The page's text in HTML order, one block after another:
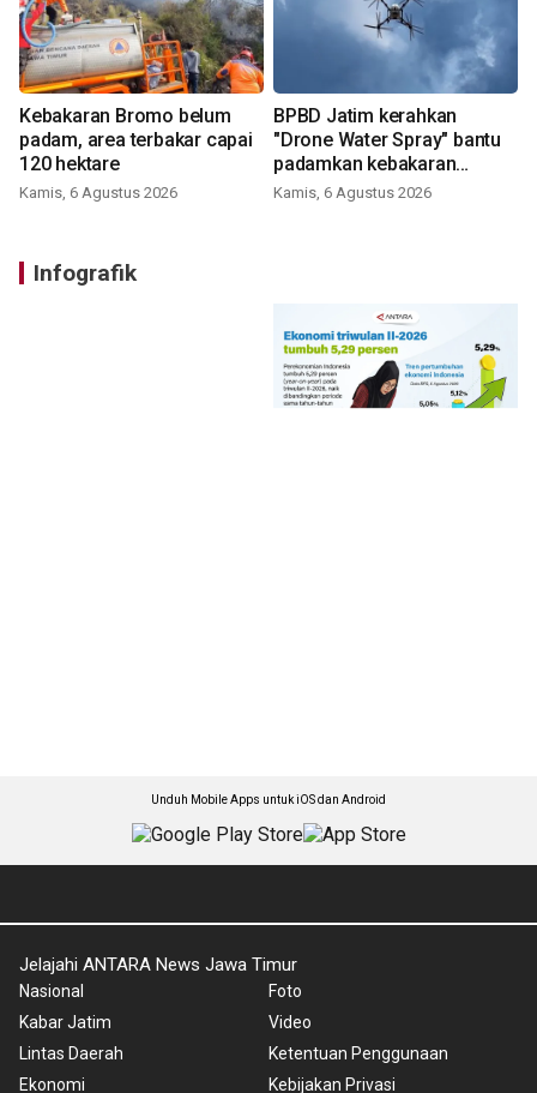
Kebakaran Bromo belum
padam, area terbakar capai
120 hektare
Kamis, 6 Agustus 2026
BPBD Jatim kerahkan
"Drone Water Spray" bantu
padamkan kebakaran
Bromo
Kamis, 6 Agustus 2026
Infografik
Unduh Mobile Apps untuk iOS dan Android
Jelajahi ANTARA News Jawa Timur
Nasional
Kabar Jatim
Lintas Daerah
Ekonomi
Foto
Video
Ketentuan Penggunaan
Kebijakan Privasi